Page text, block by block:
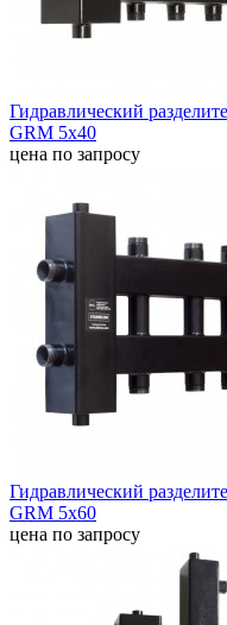
Гидравлический
GRM 5x40
цена по запросу
Гидравлический
GRM 5x60
цена по запросу